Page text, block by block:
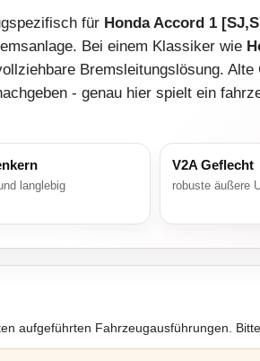
für Honda Accord 1
Bei einem Klassiker wie
Bremsleitungslösung.
- genau hier spielt ein
langlebig
V2A Geflecht
robuste äußere
aufgeführten Fahrzeugausführungen.